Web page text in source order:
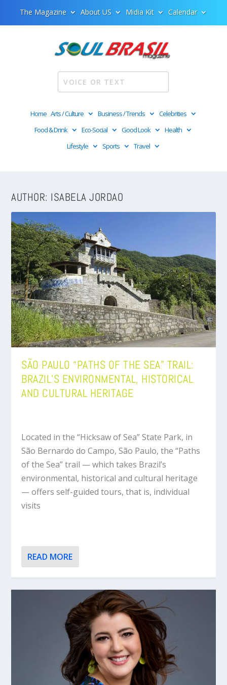
The Magazine About US Midia Kit Calendar
Home Arts / Culture Business / Trends
Celebrities
Food & Drink
Eco-Social Good Look
Health
Lifestyle
Sports Travel
AUTHOR: ISABELA JORDAO
SÃO PAULO “PATHS OF THE SEA” TRAIL:
BRAZIL’S ENVIRONMENTAL, HISTORICAL
AND CULTURAL HERITAGE
Located in the “Hicksaw of Sea” State Park, in
São Bernardo do Campo, São Paulo, the “Paths
of the Sea” trail — which takes Brazil’s
environmental, historical and cultural heritage
— offers self-guided tours, that is, individual
visits
READ MORE